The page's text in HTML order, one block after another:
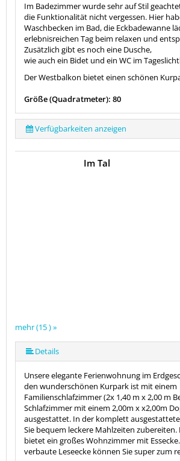
Im Badezimmer wurde sehr auf Stil
die Funktionalität nicht vergessen. Hier
Waschbecken im Bad, die Eckbadewanne
erlebnisreichen Tag beim relaxen und
Zusätzlich gibt es noch eine Dusche,
wie auch ein Bidet und ein WC im
Der Westbalkon bietet einen schönen
Größe (Quadratmeter): 80
Verfügbarkeiten anzeigen
mehr (15 ) »
mehr (15 ) »
mehr (15 ) »
mehr (15 ) »
mehr (15 ) »
mehr (15 ) »
mehr (15 ) »
mehr (15 ) »
mehr (15 ) »
mehr (15 ) »
mehr (15 ) »
mehr (15 ) »
Im Tal
Details
Unsere elegante Ferienwohnung im
den wunderschönen Kurpark ist mit einem
Familienschlafzimmer (2x 1,40 m x 2,00 m
Schlafzimmer mit einem 2,00m x x2,00m
ausgestattet. In der komplett
Sie bequem leckere Mahlzeiten zubereiten.
bietet ein großes Wohnzimmer mit
verbaute Leseecke können Sie super zum